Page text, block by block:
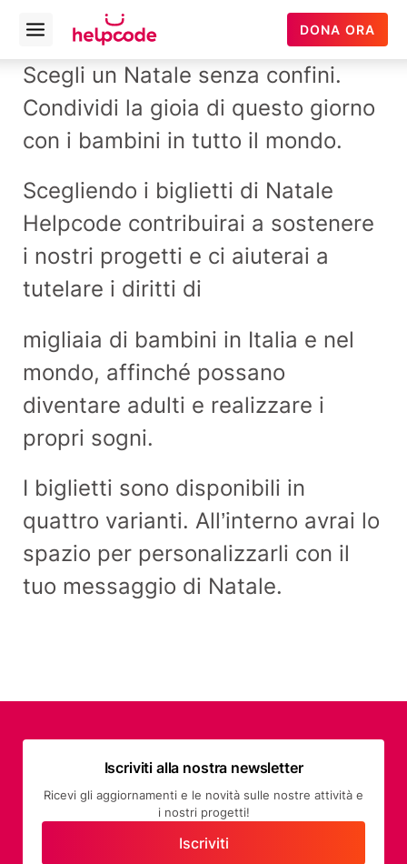
contenuto
Helpcode
Italia
Open
menu
DONA ORA
Scegli un Natale senza confini.
Condividi la gioia di questo giorno
con i bambini in tutto il mondo.
Scegliendo i biglietti di Natale
Helpcode contribuirai a sostenere
i nostri progetti e ci aiuterai a
tutelare i diritti di
migliaia di bambini in Italia e nel
mondo, affinché possano
diventare adulti e realizzare i
propri sogni.
I biglietti sono disponibili in
quattro varianti. All’interno avrai lo
spazio per personalizzarli con il
tuo messaggio di Natale.
Iscriviti alla nostra newsletter
Ricevi gli aggiornamenti e le novità sulle nostre attività e
i nostri progetti!
Iscriviti